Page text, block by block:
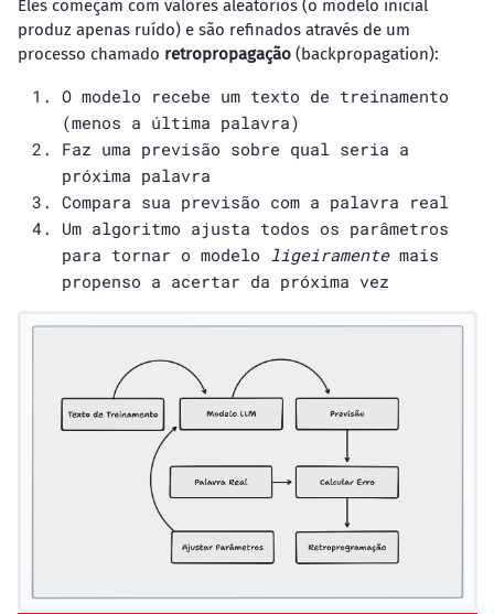
Eles começam com valores aleatórios (o modelo inicial
produz apenas ruído) e são refinados através de um
processo chamado retropropagação(backpropagation):
O modelo recebe um texto de treinamento
(menos a última palavra)
Faz uma previsão sobre qual seria a
próxima palavra
Compara sua previsão com a palavra real
Um algoritmo ajusta todos os parâmetros
para tornar o modelo ligeiramentemais
propenso a acertar da próxima vez